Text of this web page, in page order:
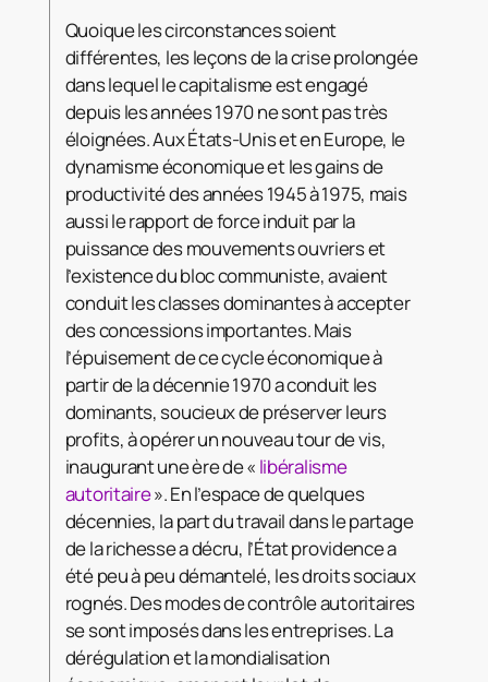
Quoique les circonstances soient
différentes, les leçons de la crise prolongée
dans lequel le capitalisme est engagé
depuis les années 1970 ne sont pas très
éloignées. Aux États-Unis et en Europe, le
dynamisme économique et les gains de
productivité des années 1945 à 1975, mais
aussi le rapport de force induit par la
puissance des mouvements ouvriers et
l’existence du bloc communiste, avaient
conduit les classes dominantes à accepter
des concessions importantes. Mais
l’épuisement de ce cycle économique à
partir de la décennie 1970 a conduit les
dominants, soucieux de préserver leurs
profits, à opérer un nouveau tour de vis,
inaugurant une ère de « libéralisme
autoritaire». En l’espace de quelques
décennies, la part du travail dans le partage
de la richesse a décru, l’État providence a
été peu à peu démantelé, les droits sociaux
rognés. Des modes de contrôle autoritaires
se sont imposés dans les entreprises. La
dérégulation et la mondialisation